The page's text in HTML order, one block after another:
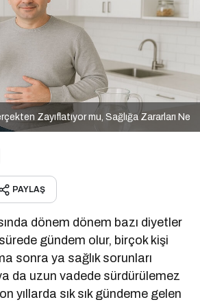
Zayıflatıyor mu, Sağlığa Zararları Ne
PAYLAŞ
dönem dönem bazı diyetler
gündem olur, birçok kişi
sonra ya sağlık sorunları
da uzun vadede sürdürülemez
yıllarda sık sık gündeme gelen